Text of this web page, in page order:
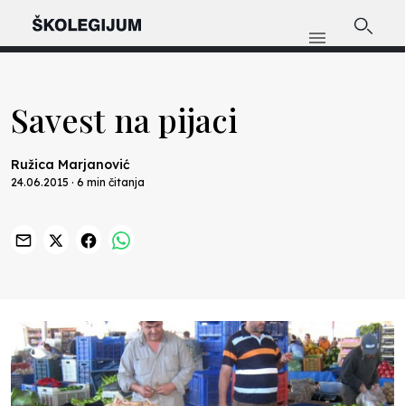
Savest na pijaci
Ružica Marjanović
24.06.2015 · 6 min čitanja